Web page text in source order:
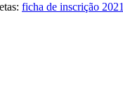
ficha de inscrição 2021